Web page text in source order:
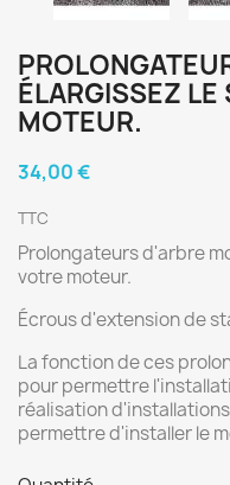
ÉLARGISSEZ LE
MOTEUR.
34,00 €
TTC
Prolongateurs d'arbre
votre moteur.
Écrous d'extension de
La fonction de ces
pour permettre
réalisation
permettre d'installer le